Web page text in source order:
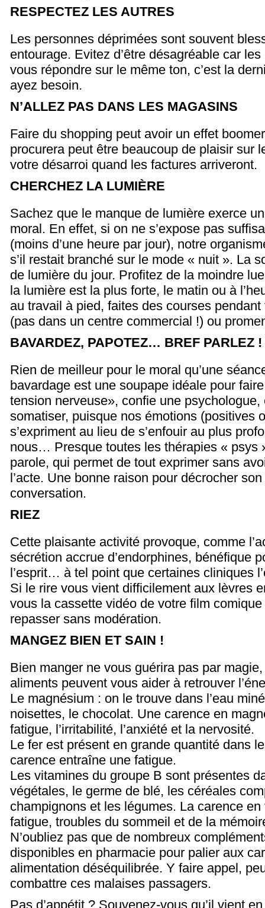
RESPECTEZ LES AUTRES
Les personnes déprimées sont souvent
entourage. Evitez d’être désagréable car
vous répondre sur le même ton, c’est la
ayez besoin.
N’ALLEZ PAS DANS LES MAGASINS
Faire du shopping peut avoir un effet
procurera peut être beaucoup de plaisir sur
votre désarroi quand les factures arriveront.
CHERCHEZ LA LUMIÈRE
Sachez que le manque de lumière exerce
moral. En effet, si on ne s’expose pas
(moins d’une heure par jour), notre
s’il restait branché sur le mode « nuit ». La
de lumière du jour. Profitez de la moindre
la lumière est la plus forte, le matin ou à
au travail à pied, faites des courses
(pas dans un centre commercial !) ou
BAVARDEZ, PAPOTEZ… BREF PARLEZ !
Rien de meilleur pour le moral qu’une
bavardage est une soupape idéale pour
tension nerveuse», confie une
somatiser, puisque nos émotions (positives
s’expriment au lieu de s’enfouir au plus
nous… Presque toutes les thérapies « psys
parole, qui permet de tout exprimer sans
l’acte. Une bonne raison pour décrocher
conversation.
RIEZ
Cette plaisante activité provoque, comme
sécrétion accrue d’endorphines, bénéfique
l’esprit… à tel point que certaines cliniques
Si le rire vous vient difficilement aux lèvres
vous la cassette vidéo de votre film
repasser sans modération.
MANGEZ BIEN ET SAIN !
Bien manger ne vous guérira pas par
aliments peuvent vous aider à retrouver
Le magnésium : on le trouve dans l’eau
noisettes, le chocolat. Une carence en
fatigue, l’irritabilité, l’anxiété et la nervosité.
Le fer est présent en grande quantité dans
carence entraîne une fatigue.
Les vitamines du groupe B sont présentes
végétales, le germe de blé, les céréales
champignons et les légumes. La carence
fatigue, troubles du sommeil et de la
N’oubliez pas que de nombreux
disponibles en pharmacie pour palier aux
alimentation déséquilibrée. Y faire appel,
combattre ces malaises passagers.
Pas d’appétit ? Souvenez-vous qu’il vient